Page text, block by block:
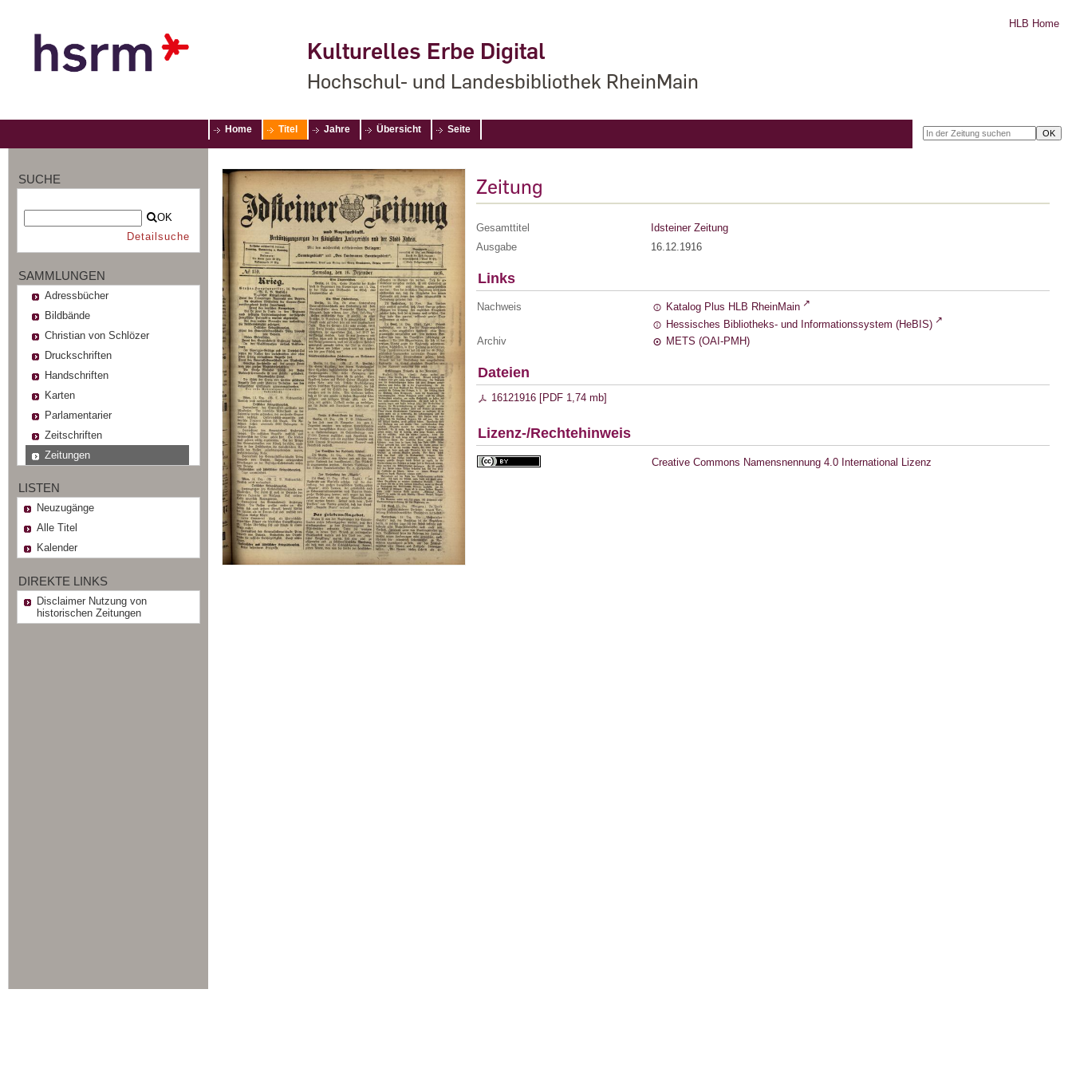
Kulturelles Erbe Digital
Hochschul- und Landesbibliothek RheinMain
HLB Home
Home Titel Jahre Übersicht Seite
SUCHE
OK
Detailsuche
SAMMLUNGEN
Adressbücher
Bildbände
Christian von Schlözer
Druckschriften
Handschriften
Karten
Parlamentarier
Zeitschriften
Zeitungen
LISTEN
Neuzugänge
Alle Titel
Kalender
DIREKTE LINKS
Disclaimer Nutzung von
historischen Zeitungen
Zeitung
Gesamttitel
Idsteiner Zeitung
Ausgabe
16.12.1916
Links
Nachweis
Katalog Plus HLB RheinMain
Hessisches Bibliotheks- und Informationssystem (HeBIS)
Archiv
METS (OAI-PMH)
Dateien
16121916 [PDF 1,74 mb]
Lizenz-/Rechtehinweis
Creative Commons Namensnennung 4.0 International Lizenz